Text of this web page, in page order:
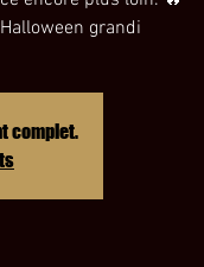
grandi
complet.